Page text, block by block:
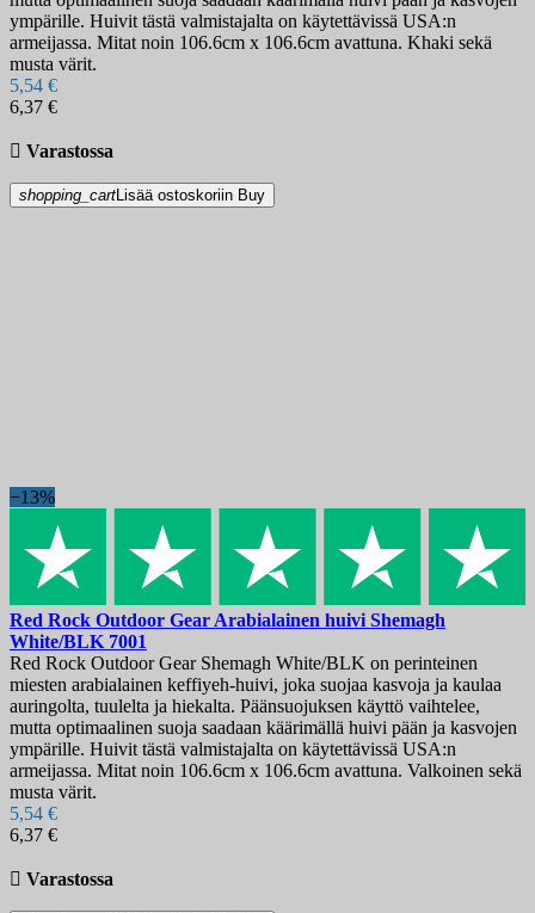
ympärille. Huivit tästä valmistajalta on käytettävissä USA:n
armeijassa. Mitat noin 106.6cm x 106.6cm avattuna. Khaki sekä
musta värit.
5,54 €
6,37 €
 Varastossa
shopping_cartLisää ostoskoriin Buy
−13%
Red Rock Outdoor Gear Arabialainen huivi Shemagh
White/BLK 7001
Red Rock Outdoor Gear Shemagh White/BLK on perinteinen
miesten arabialainen keffiyeh-huivi, joka suojaa kasvoja ja kaulaa
auringolta, tuulelta ja hiekalta. Päänsuojuksen käyttö vaihtelee,
mutta optimaalinen suoja saadaan käärimällä huivi pään ja kasvojen
ympärille. Huivit tästä valmistajalta on käytettävissä USA:n
armeijassa. Mitat noin 106.6cm x 106.6cm avattuna. Valkoinen sekä
musta värit.
5,54 €
6,37 €
 Varastossa